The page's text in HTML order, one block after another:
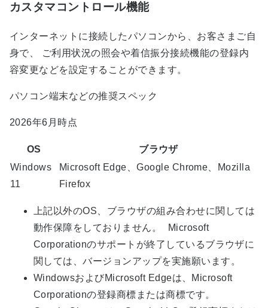
カスタマコントロール機能
インターネットに接続したパソコンから、お客さまご自
身で、 ご利用状況の照会や着信振分接続機能の登録内
容変更などを設定することができます。
パソコン端末などの推奨スペック
2026年6月時点
OS
ブラウザ
Windows
11
Microsoft Edge、Google Chrome、Mozilla
Firefox
上記以外のOS、ブラウザの組み合わせに関しては
動作保障をしておりません。 Microsoft
Corporationのサポートが終了しているブラウザに
関しては、バージョンアップを実施願います。
WindowsおよびMicrosoft Edgeは、Microsoft
Corporationの登録商標または商標です。